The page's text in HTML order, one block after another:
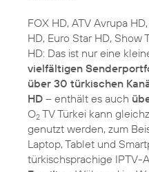
FOX HD, ATV Avrupa
HD, Euro Star HD, Show
HD: Das ist nur eine
vielfältigen
über 30 türkischen
HD – enthält es auch
O2 TV Türkei kann
genutzt werden, zum
Laptop, Tablet und
türkischsprachige IPTV-